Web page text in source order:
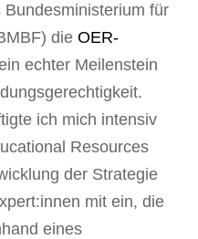
für
die OER-
echter Meilenstein
ich mich intensiv
Resources
der Strategie
mit ein, die
eines